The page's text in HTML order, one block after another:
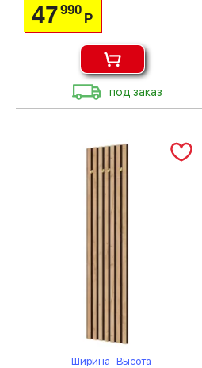
47990
Р
под заказ
Ширина
Высота